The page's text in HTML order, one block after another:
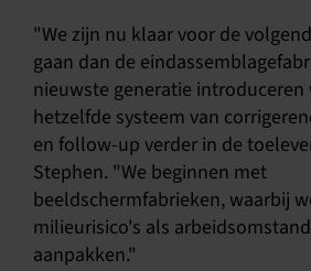
"We zijn nu klaar voor de
gaan dan de
nieuwste generatie introduceren
hetzelfde systeem van
en follow-up verder in de
Stephen. "We beginnen met
beeldschermfabrieken, waarbij
milieurisico's als
aanpakken."